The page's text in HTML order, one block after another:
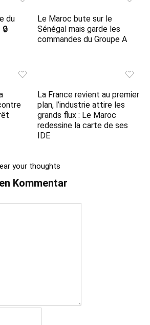
du
Le Maroc bute sur le
Sénégal mais garde les
commandes du Groupe A
La France revient au premier
plan, l’industrie attire les
grands flux : Le Maroc
redessine la carte de ses
IDE
your thoughts
Kommentar